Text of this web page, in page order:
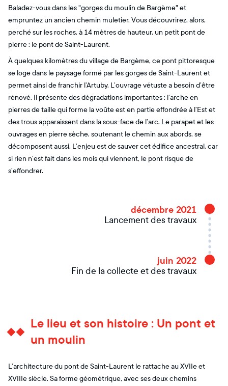
Baladez-vous dans les "gorges du moulin de Bargème" et
empruntez un ancien chemin muletier. Vous découvrirez, alors,
perché sur les roches, à 14 mètres de hauteur, un petit pont de
pierre : le pont de Saint-Laurent.
À quelques kilomètres du village de Bargème, ce pont pittoresque
se loge dans le paysage formé par les gorges de Saint-Laurent et
permet ainsi de franchir l’Artuby. L’ouvrage vétuste a besoin d’être
rénové. Il présente des dégradations importantes : l’arche en
pierres de taille qui forme la voûte est en partie effondrée à l’Est et
des trous apparaissent dans la sous-face de l’arc. Le parapet et les
ouvrages en pierre sèche, soutenant le chemin aux abords, se
décomposent aussi. L’enjeu est de sauver cet édifice ancestral, car
si rien n’est fait dans les mois qui viennent, le pont risque de
s’effondrer.
décembre 2021
Lancement des travaux
juin 2022
Fin de la collecte et des travaux
Le lieu et son histoire : Un pont et
un moulin
L’architecture du pont de Saint-Laurent le rattache au XVIIe et
XVIIIe siècle. Sa forme géométrique, avec ses deux chemins